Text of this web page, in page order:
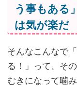
う事もある
は気が楽だ
そんなこんなで
る！」って、そ
むきになって噛